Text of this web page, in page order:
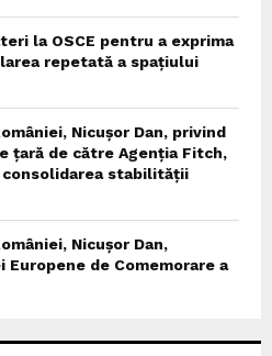
la OSCE pentru a exprima
repetată a spațiului
Nicușor Dan, privind
țară de către Agenția Fitch,
consolidarea stabilității
Nicușor Dan,
de Comemorare a